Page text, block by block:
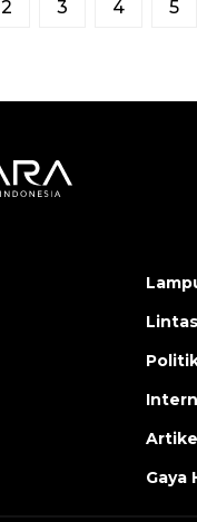
2 3 4 5
Gaya